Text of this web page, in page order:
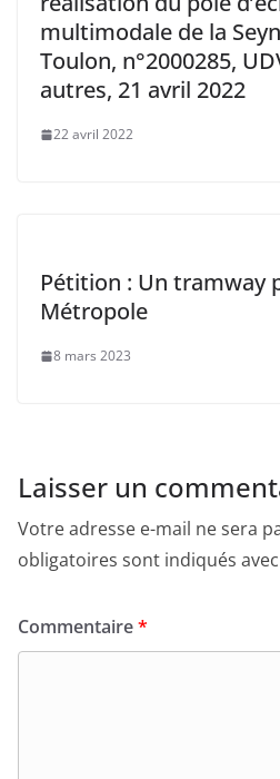
multimodale de la
Toulon, n°2000285,
autres, 21 avril 2022
22 avril 2022
Pétition : Un tramway
Métropole
8 mars 2023
Laisser un
Votre adresse e-mail ne sera
obligatoires sont indiqués avec
Commentaire*